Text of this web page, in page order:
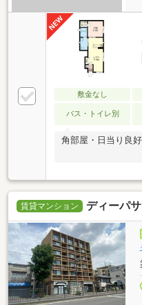
敷金なし
バス・トイレ別
角部屋・日当り良
賃貸マンション ディーパ